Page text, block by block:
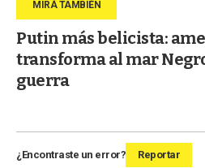
Putin más belicista:
transforma al mar
guerra
¿Encontraste un error? Reportar